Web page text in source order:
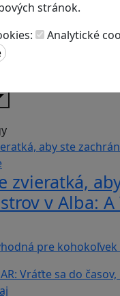
stránok.
Analytické
Technika
a kooperácia
zvieratká,
v Alba:
pre